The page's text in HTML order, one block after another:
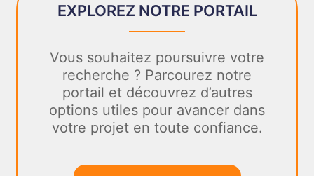
EXPLOREZ NOTRE PORTAIL
Vous souhaitez poursuivre votre
recherche ? Parcourez notre
portail et découvrez d’autres
options utiles pour avancer dans
votre projet en toute confiance.